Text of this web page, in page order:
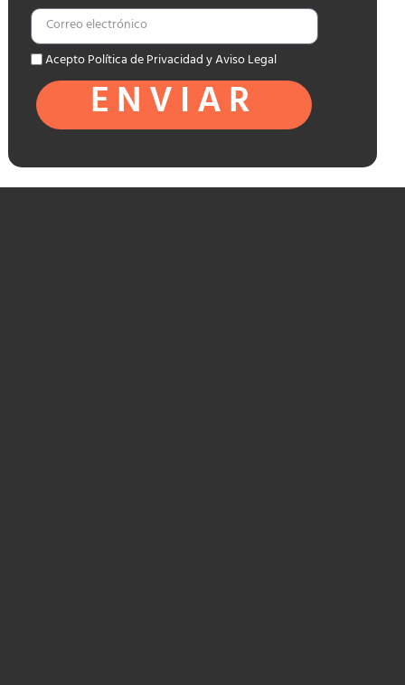
Acepto Política de Privacidad y Aviso Legal
ENVIAR